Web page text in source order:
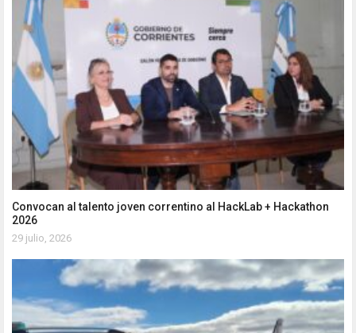
Convocan al talento joven correntino al HackLab + Hackathon
2026
29 julio, 2026